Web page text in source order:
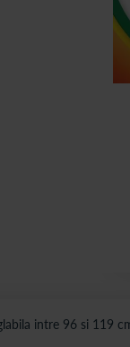
intre 96 si 119